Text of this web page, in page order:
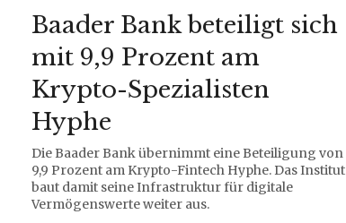
Baader Bank beteiligt sich
mit 9,9 Prozent am
Krypto-Spezialisten
Hyphe
Die Baader Bank übernimmt eine Beteiligung von
9,9 Prozent am Krypto-Fintech Hyphe. Das Institut
baut damit seine Infrastruktur für digitale
Vermögenswerte weiter aus.